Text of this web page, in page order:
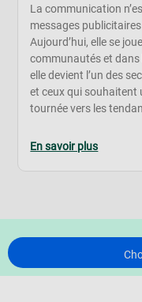
La communication
messages
Aujourd’hui, elle se
communautés et dans
elle devient l’un des
et ceux qui souhaitent
tournée vers les
En savoir plus